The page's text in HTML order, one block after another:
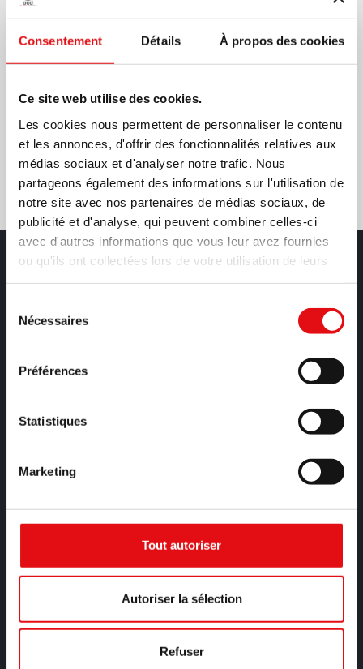
Consentement Détails À propos des cookies
Ce site web utilise des cookies.
Les cookies nous permettent de personnaliser le contenu
et les annonces, d'offrir des fonctionnalités relatives aux
médias sociaux et d'analyser notre trafic. Nous
partageons également des informations sur l'utilisation de
notre site avec nos partenaires de médias sociaux, de
publicité et d'analyse, qui peuvent combiner celles-ci
avec d'autres informations que vous leur avez fournies
ou qu'ils ont collectées lors de votre utilisation de leurs
Nécessaires
Préférences
Statistiques
Marketing
Tout autoriser
Autoriser la sélection
Refuser
Nouvelles Définiteurs
Partager sur:
Contacts
Message